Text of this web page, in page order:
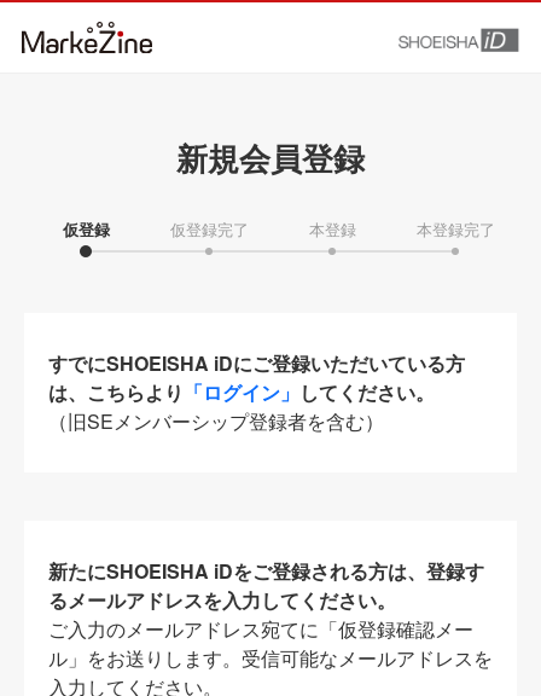
新規会員登録
仮登録 仮登録完了 本登録 本登録完了
すでにSHOEISHA iDにご登録いただいている方
は、こちらより 「ログイン」 してください。
（旧SEメンバーシップ登録者を含む）
新たにSHOEISHA iDをご登録される方は、登録す
るメールアドレスを入力してください。
ご入力のメールアドレス宛てに「仮登録確認メー
ル」をお送りします。受信可能なメールアドレスを
入力してください。